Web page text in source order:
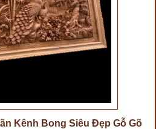
Kênh Bong Siêu Đẹp Gỗ Gõ